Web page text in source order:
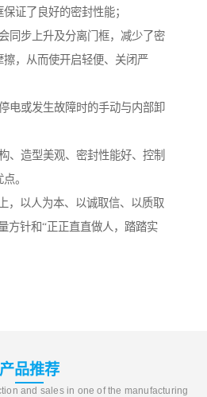
证了良好的密封性能；
同步上升及分离门框，减少了密
，从而使开启轻便、关闭严
电或发生故障时的手动与内部卸
、造型美观、密封性能好、控制
。
，以人为本、以诚取信、以质取
方针和“正正直直做人，踏踏实
产品推荐
and sales in one of the manufacturing